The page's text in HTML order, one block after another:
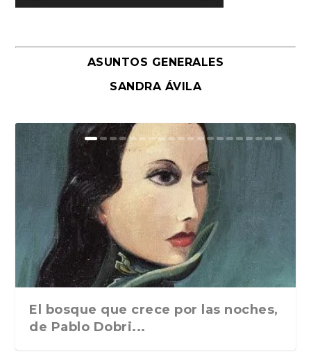
ASUNTOS GENERALES
SANDRA ÁVILA
El bosque que crece por las noches,
de Pablo Dobri...